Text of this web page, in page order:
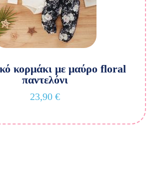
κορμάκι με μαύρο floral
παντελόνι
23,90 €